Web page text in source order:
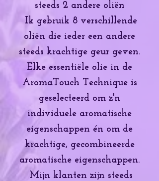
steeds 2 andere oliën
Ik gebruik 8 verschillende
oliën die ieder een andere
steeds krachtige geur geven.
Elke essentiële olie in de
AromaTouch Technique is
geselecteerd om z'n
individuele aromatische
eigenschappen én om de
krachtige, gecombineerde
aromatische eigenschappen.
Mijn klanten zijn steeds